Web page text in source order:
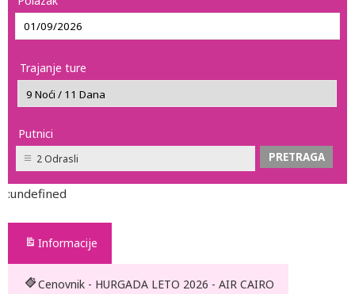
Trajanje ture
Putnici
2 Odrasli
:undefined
Informacije
Cenovnik - HURGADA LETO 2026 - AIR CAIRO